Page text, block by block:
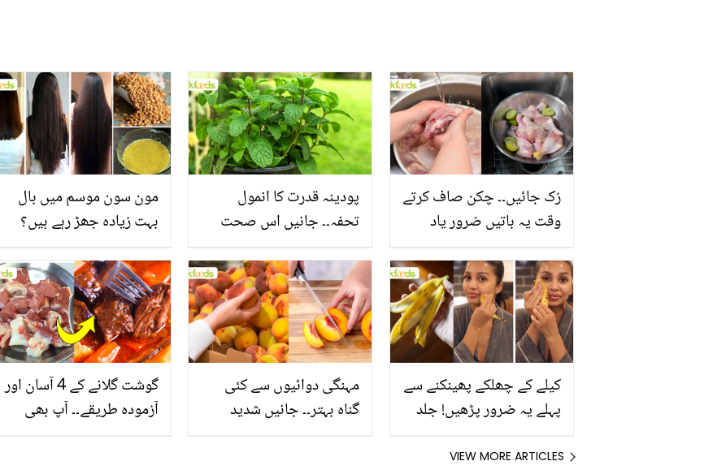
مون سون موسم میں بال
بہت زیادہ جھڑ رہے ہیں؟
بنانے کے چند قدرتی طریقے
پودینہ قدرت کا انمول
تحفہ۔۔ جانیں اس صحت
انگیز طبی فوائد
رُک جائیں۔۔ چکن صاف کرتے
وقت یہ باتیں ضرور یاد
گوشت گلانے کے 4 آسان اور
آزمودہ طریقے۔۔ آپ بھی
مہنگی دوائیوں سے کئی
گناہ بہتر۔۔ جانیں شدید
کیلے کے چھلکے پھینکنے سے
پہلے یہ ضرور پڑھیں! جلد
اور قدرتی حل
VIEW MORE ARTICLES